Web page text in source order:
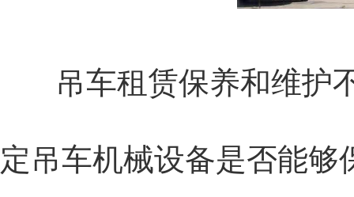
吊车租赁保养和维护
定吊车机械设备是否能